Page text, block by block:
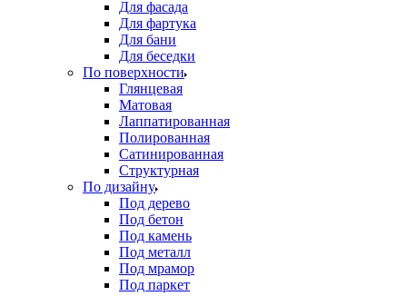
Для фасада
Для фартука
Для бани
Для беседки
По поверхности
Глянцевая
Матовая
Лаппатированная
Полированная
Сатинированная
Структурная
По дизайну
Под дерево
Под бетон
Под камень
Под металл
Под мрамор
Под паркет